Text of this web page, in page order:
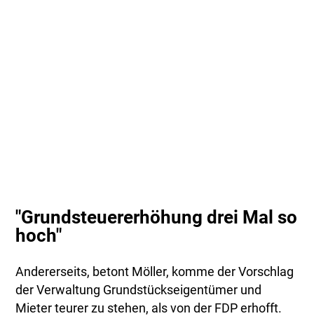
"Grundsteuererhöhung drei Mal so
hoch"
Andererseits, betont Möller, komme der Vorschlag
der Verwaltung Grundstückseigentümer und
Mieter teurer zu stehen, als von der FDP erhofft.